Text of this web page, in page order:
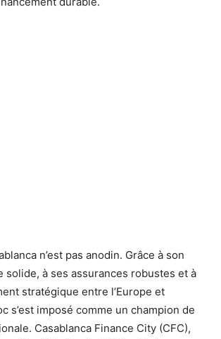
n’est pas anodin. Grâce à son
solide, à ses assurances robustes et à
stratégique entre l’Europe et
s’est imposé comme un champion de
Casablanca Finance City (CFC),